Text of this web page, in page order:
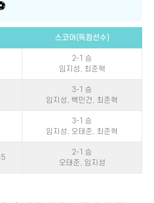
스코어(득점선수)
2-1 승
임지성, 최준혁
3-1 승
임지성, 백민건, 최준혁
3-1 승
임지성, 오태준, 최준혁
2-1 승
오태준, 임지성